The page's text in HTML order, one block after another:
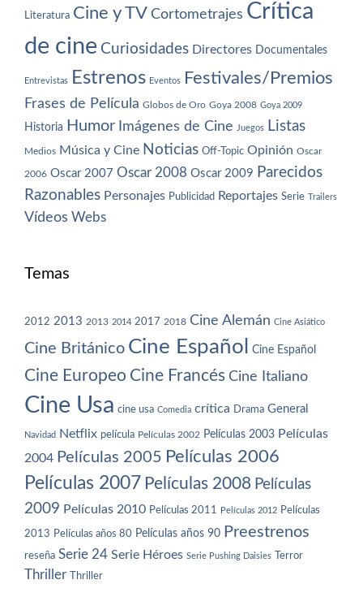
Literatura Cine y TV Cortometrajes Crítica
de cine Curiosidades Directores Documentales
Entrevistas Estrenos Eventos Festivales/Premios
Frases de Película Globos de Oro Goya 2008 Goya 2009
Historia Humor Imágenes de Cine Juegos Listas
Medios Música y Cine Noticias Off-Topic Opinión Oscar
2006 Oscar 2007 Oscar 2008 Oscar 2009 Parecidos
Razonables Personajes Publicidad Reportajes Serie Trailers
Vídeos Webs
Temas
2012 2013 2013 2014 2017 2018 Cine Alemán Cine Asiático
Cine Británico Cine Español Cine Español
Cine Europeo Cine Francés Cine Italiano
Cine Usa cine usa Comedia crítica Drama General
Navidad Netflix película Películas 2002 Películas 2003 Películas
2004 Películas 2005 Películas 2006
Películas 2007 Películas 2008 Películas
2009 Películas 2010 Películas 2011 Películas 2012 Películas
2013 Películas años 80 Películas años 90 Preestrenos
reseña Serie 24 Serie Héroes Serie Pushing Daisies Terror
Thriller Thriller